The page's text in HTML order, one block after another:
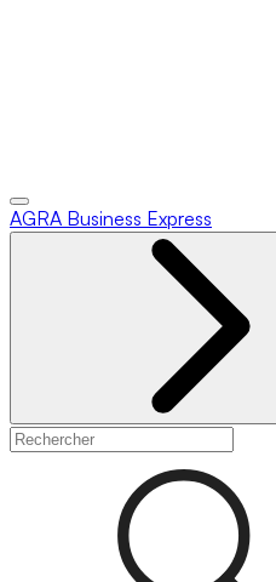
AGRA Business Express